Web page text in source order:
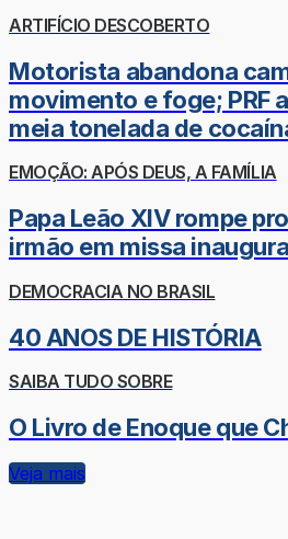
ARTIFÍCIO DESCOBERTO
Motorista abandona
movimento e foge; PRF
meia tonelada de
EMOÇÃO: APÓS DEUS, A FAMÍLIA
Papa Leão XIV rompe
irmão em missa
DEMOCRACIA NO BRASIL
40 ANOS DE HISTÓRIA
SAIBA TUDO SOBRE
O Livro de Enoque que
Veja mais